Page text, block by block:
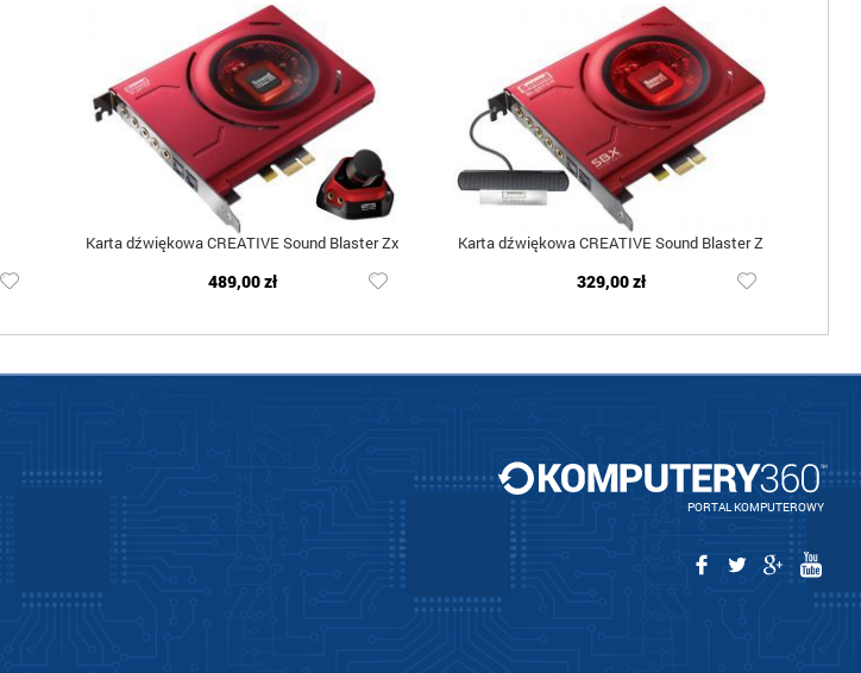
Karta dźwiękowa CREATIVE Sound Blaster Zx
489,00 zł
Karta dźwiękowa CREATIVE Sound Blaster Z
329,00 zł
PORTAL KOMPUTEROWY